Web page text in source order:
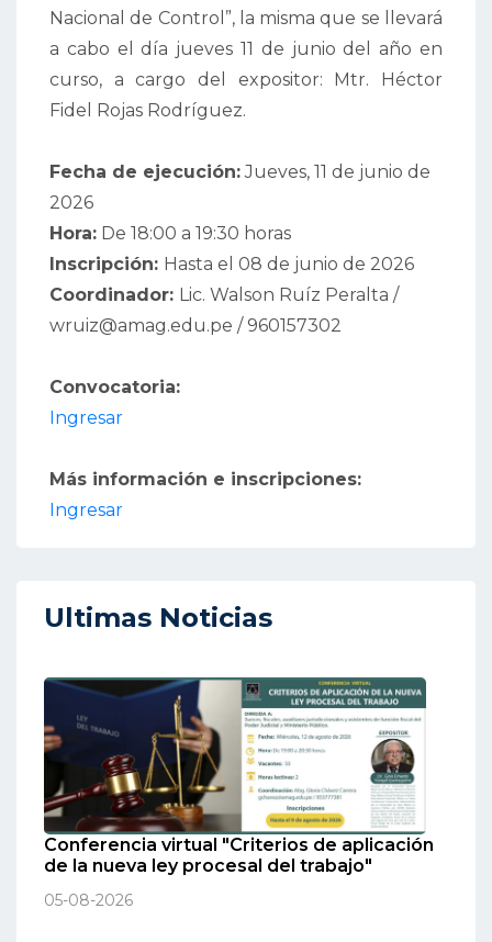
Nacional de Control”, la misma que se llevará
a cabo el día jueves 11 de junio del año en
curso, a cargo del expositor: Mtr. Héctor
Fidel Rojas Rodríguez.
Fecha de ejecución:Jueves, 11 de junio de
2026
Hora: De 18:00 a 19:30 horas
Inscripción: Hasta el 08 de junio de 2026
Coordinador: Lic. Walson Ruíz Peralta /
wruiz@amag.edu.pe / 960157302
Convocatoria:
Ingresar
Más información e inscripciones:
Ingresar
Ultimas Noticias
Conferencia virtual "Criterios de aplicación
de la nueva ley procesal del trabajo"
05-08-2026